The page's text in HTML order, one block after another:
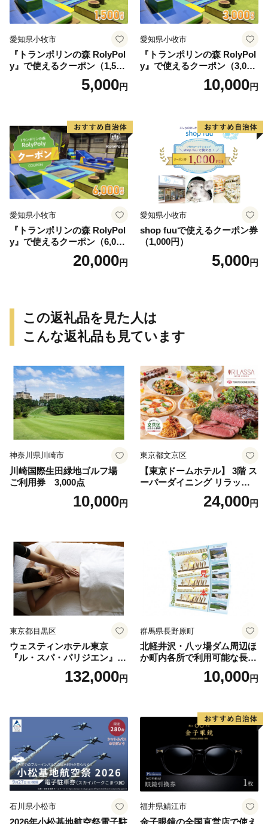
愛知県小牧市
『トランポリンの森 RolyPol
y』で使えるクーポン（1,500
5,000円
愛知県小牧市
『トランポリンの森 RolyPol
y』で使えるクーポン（3,000
10,000円
愛知県小牧市
『トランポリンの森 RolyPol
y』で使えるクーポン（6,000
20,000円
愛知県小牧市
shop fuuで使えるクーポン券
（1,000円）
5,000円
この返礼品を見た人は
こんな返礼品も見ています
神奈川県川崎市
川崎国際生田緑地ゴルフ場
ご利用券 3,000点
10,000円
東京都文京区
【東京ドームホテル】 3階 ス
ーパーダイニング リラッサ
ランチブッフェ お食事券 大
人1名様分 関東 東京 ご利用
24,000円
東京都目黒区
ウェスティンホテル東京
『ル・スパ・パリジエン』選
べるボディセラピー90分/1名
132,000円
群馬県長野原町
北軽井沢・八ッ場ダム周辺ほ
か町内各所で利用可能な長野
原町ふるさと感謝券（3,000
円分）【トラベル 観光 旅行
10,000円
石川県小松市
2026年小松基地航空祭電子駐
福井県鯖江市
金子眼鏡の全国直営店で使え